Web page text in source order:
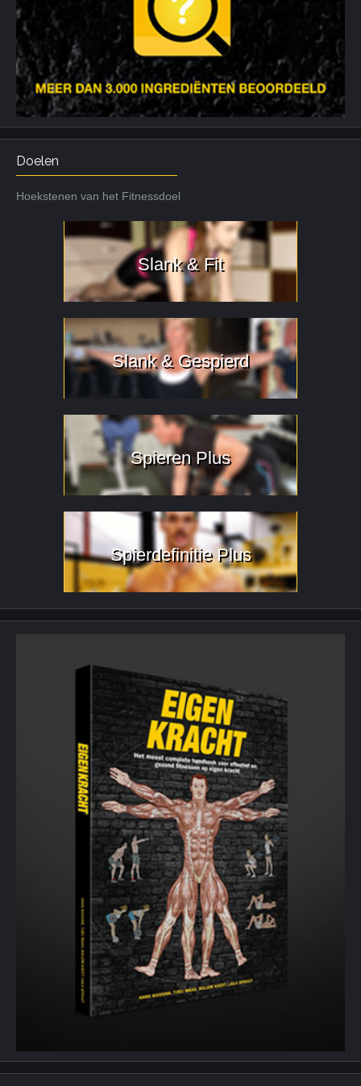
Doelen
Hoekstenen van het Fitnessdoel
Slank & Fit
Slank & Gespierd
Spieren Plus
Spierdefinitie Plus